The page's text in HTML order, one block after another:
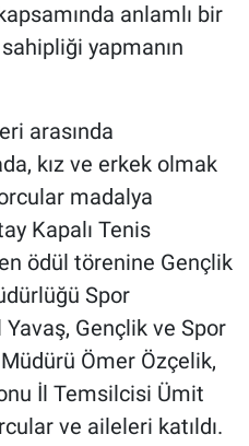
anlamlı bir
yapmanın
arasında
kız ve erkek olmak
madalya
Kapalı Tenis
ödül törenine Gençlik
Spor
Gençlik ve Spor
Ömer Özçelik,
İl Temsilcisi Ümit
ve aileleri katıldı.